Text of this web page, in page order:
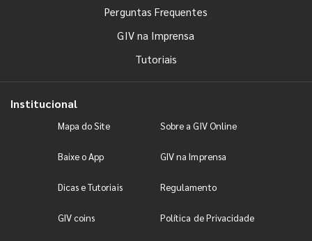
Perguntas Frequentes
GIV na Imprensa
Tutoriais
Institucional
Mapa do Site Sobre a GIV Online
Baixe o App GIV na Imprensa
Dicas e Tutoriais Regulamento
GIV coins Política de Privacidade